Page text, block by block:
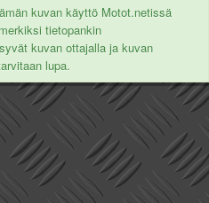
kuvan käyttö Motot.netissä
tietopankin
kuvan ottajalla ja kuvan
lupa.